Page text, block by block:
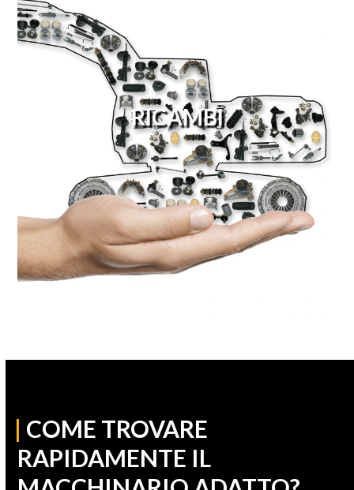
RICAMBI
| COME TROVARE
RAPIDAMENTE IL